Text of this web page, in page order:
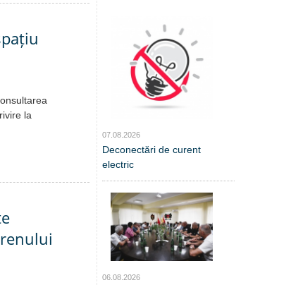
la
07.08.2026
Deconectări de curent
electric
06.08.2026